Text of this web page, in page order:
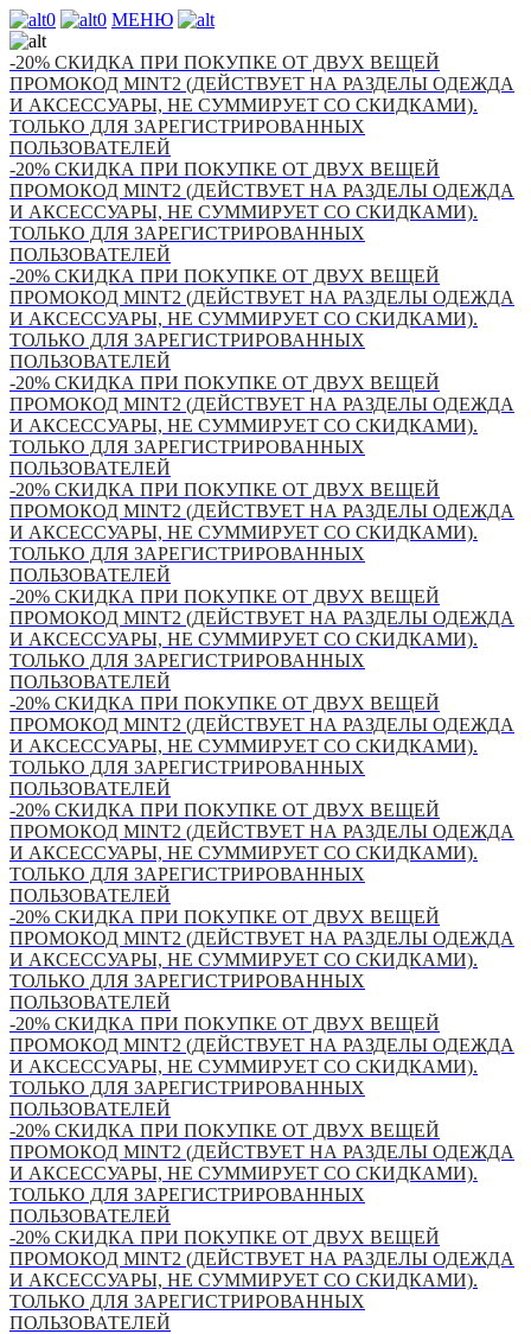
0 0 МЕНЮ
-20% СКИДКА ПРИ ПОКУПКЕ ОТ ДВУХ ВЕЩЕЙ
ПРОМОКОД MINT2 (ДЕЙСТВУЕТ НА РАЗДЕЛЫ ОДЕЖДА
И АКСЕССУАРЫ, НЕ СУММИРУЕТ СО СКИДКАМИ).
ТОЛЬКО ДЛЯ ЗАРЕГИСТРИРОВАННЫХ
ПОЛЬЗОВАТЕЛЕЙ
-20% СКИДКА ПРИ ПОКУПКЕ ОТ ДВУХ ВЕЩЕЙ
ПРОМОКОД MINT2 (ДЕЙСТВУЕТ НА РАЗДЕЛЫ ОДЕЖДА
И АКСЕССУАРЫ, НЕ СУММИРУЕТ СО СКИДКАМИ).
ТОЛЬКО ДЛЯ ЗАРЕГИСТРИРОВАННЫХ
ПОЛЬЗОВАТЕЛЕЙ
-20% СКИДКА ПРИ ПОКУПКЕ ОТ ДВУХ ВЕЩЕЙ
ПРОМОКОД MINT2 (ДЕЙСТВУЕТ НА РАЗДЕЛЫ ОДЕЖДА
И АКСЕССУАРЫ, НЕ СУММИРУЕТ СО СКИДКАМИ).
ТОЛЬКО ДЛЯ ЗАРЕГИСТРИРОВАННЫХ
ПОЛЬЗОВАТЕЛЕЙ
-20% СКИДКА ПРИ ПОКУПКЕ ОТ ДВУХ ВЕЩЕЙ
ПРОМОКОД MINT2 (ДЕЙСТВУЕТ НА РАЗДЕЛЫ ОДЕЖДА
И АКСЕССУАРЫ, НЕ СУММИРУЕТ СО СКИДКАМИ).
ТОЛЬКО ДЛЯ ЗАРЕГИСТРИРОВАННЫХ
ПОЛЬЗОВАТЕЛЕЙ
-20% СКИДКА ПРИ ПОКУПКЕ ОТ ДВУХ ВЕЩЕЙ
ПРОМОКОД MINT2 (ДЕЙСТВУЕТ НА РАЗДЕЛЫ ОДЕЖДА
И АКСЕССУАРЫ, НЕ СУММИРУЕТ СО СКИДКАМИ).
ТОЛЬКО ДЛЯ ЗАРЕГИСТРИРОВАННЫХ
ПОЛЬЗОВАТЕЛЕЙ
-20% СКИДКА ПРИ ПОКУПКЕ ОТ ДВУХ ВЕЩЕЙ
ПРОМОКОД MINT2 (ДЕЙСТВУЕТ НА РАЗДЕЛЫ ОДЕЖДА
И АКСЕССУАРЫ, НЕ СУММИРУЕТ СО СКИДКАМИ).
ТОЛЬКО ДЛЯ ЗАРЕГИСТРИРОВАННЫХ
ПОЛЬЗОВАТЕЛЕЙ
-20% СКИДКА ПРИ ПОКУПКЕ ОТ ДВУХ ВЕЩЕЙ
ПРОМОКОД MINT2 (ДЕЙСТВУЕТ НА РАЗДЕЛЫ ОДЕЖДА
И АКСЕССУАРЫ, НЕ СУММИРУЕТ СО СКИДКАМИ).
ТОЛЬКО ДЛЯ ЗАРЕГИСТРИРОВАННЫХ
ПОЛЬЗОВАТЕЛЕЙ
-20% СКИДКА ПРИ ПОКУПКЕ ОТ ДВУХ ВЕЩЕЙ
ПРОМОКОД MINT2 (ДЕЙСТВУЕТ НА РАЗДЕЛЫ ОДЕЖДА
И АКСЕССУАРЫ, НЕ СУММИРУЕТ СО СКИДКАМИ).
ТОЛЬКО ДЛЯ ЗАРЕГИСТРИРОВАННЫХ
ПОЛЬЗОВАТЕЛЕЙ
-20% СКИДКА ПРИ ПОКУПКЕ ОТ ДВУХ ВЕЩЕЙ
ПРОМОКОД MINT2 (ДЕЙСТВУЕТ НА РАЗДЕЛЫ ОДЕЖДА
И АКСЕССУАРЫ, НЕ СУММИРУЕТ СО СКИДКАМИ).
ТОЛЬКО ДЛЯ ЗАРЕГИСТРИРОВАННЫХ
ПОЛЬЗОВАТЕЛЕЙ
-20% СКИДКА ПРИ ПОКУПКЕ ОТ ДВУХ ВЕЩЕЙ
ПРОМОКОД MINT2 (ДЕЙСТВУЕТ НА РАЗДЕЛЫ ОДЕЖДА
И АКСЕССУАРЫ, НЕ СУММИРУЕТ СО СКИДКАМИ).
ТОЛЬКО ДЛЯ ЗАРЕГИСТРИРОВАННЫХ
ПОЛЬЗОВАТЕЛЕЙ
-20% СКИДКА ПРИ ПОКУПКЕ ОТ ДВУХ ВЕЩЕЙ
ПРОМОКОД MINT2 (ДЕЙСТВУЕТ НА РАЗДЕЛЫ ОДЕЖДА
И АКСЕССУАРЫ, НЕ СУММИРУЕТ СО СКИДКАМИ).
ТОЛЬКО ДЛЯ ЗАРЕГИСТРИРОВАННЫХ
ПОЛЬЗОВАТЕЛЕЙ
-20% СКИДКА ПРИ ПОКУПКЕ ОТ ДВУХ ВЕЩЕЙ
ПРОМОКОД MINT2 (ДЕЙСТВУЕТ НА РАЗДЕЛЫ ОДЕЖДА
И АКСЕССУАРЫ, НЕ СУММИРУЕТ СО СКИДКАМИ).
ТОЛЬКО ДЛЯ ЗАРЕГИСТРИРОВАННЫХ
ПОЛЬЗОВАТЕЛЕЙ